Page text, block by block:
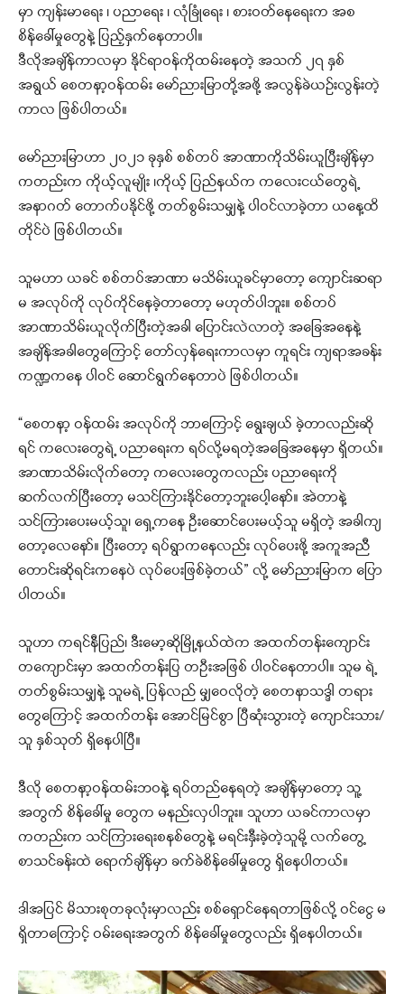
မှာ ကျန်းမာရေး ၊ ပညာရေး ၊ လုံခြုံရေး ၊ စားဝတ်နေရေးက အစ
စိန်ခေါ်မှုတွေနဲ့ ပြည့်နှက်နေတာပါ။
ဒီလိုအချိန်ကာလမှာ နိုင်ရာဝန်ကိုထမ်းနေတဲ့ အသက် ၂၇ နှစ်
အရွယ် စေတနာ့ဝန်ထမ်း မော်ညားမြာတို့အဖို့ အလွန်ခဲယဉ်းလွန်းတဲ့
ကာလ ဖြစ်ပါတယ်။
မော်ညားမြာဟာ ၂၀၂၁ ခုနှစ် စစ်တပ် အာဏာကိုသိမ်းယူပြီးချိန်မှာ
ကတည်းက ကိုယ့်လူမျိုး ၊ကိုယ့် ပြည်နယ်က ကလေးငယ်တွေရဲ့
အနာဂတ် တောက်ပနိုင်ဖို့ တတ်စွမ်းသမျှနဲ့ ပါဝင်လာခဲ့တာ ယနေ့ထိ
တိုင်ပဲ ဖြစ်ပါတယ်။
သူမဟာ ယခင် စစ်တပ်အာဏာ မသိမ်းယူခင်မှာတော့ ကျောင်းဆရာ
မ အလုပ်ကို လုပ်ကိုင်နေခဲ့တာတော့ မဟုတ်ပါဘူး။ စစ်တပ်
အာဏာသိမ်းယူလိုက်ပြီးတဲ့အခါ ပြောင်းလဲလာတဲ့ အခြေအနေနဲ့
အချိန်အခါတွေကြောင့် တော်လှန်ရေးကာလမှာ ကူရင်း ကျရာအခန်း
ကဏ္ဍကနေ ပါဝင် ဆောင်ရွက်နေတာပဲ ဖြစ်ပါတယ်။
“စေတနာ့ ဝန်ထမ်း အလုပ်ကို ဘာကြောင့် ရွေးချယ် ခဲ့တာလည်းဆို
ရင် ကလေးတွေရဲ့ ပညာရေးက ရပ်လို့မရတဲ့အခြေအနေမှာ ရှိတယ်။
အာဏာသိမ်းလိုက်တော့ ကလေးတွေကလည်း ပညာရေးကို
ဆက်လက်ပြီးတော့ မသင်ကြားနိုင်တော့ဘူးပေါ့နော်။ အဲတာနဲ့
သင်ကြားပေးမယ့်သူ၊ ရှေ့ကနေ ဦးဆောင်ပေးမယ့်သူ မရှိတဲ့ အခါကျ
တော့လေနော်။ ပြီးတော့ ရပ်ရွာကနေလည်း လုပ်ပေးဖို့ အကူအညီ
တောင်းဆိုရင်းကနေပဲ လုပ်ပေးဖြစ်ခဲ့တယ်” လို့ မော်ညားမြာက ပြော
ပါတယ်။
သူဟာ ကရင်နီပြည်၊ ဒီးမော့ဆိုမြို့နယ်ထဲက အထက်တန်းကျောင်း
တကျောင်းမှာ အထက်တန်းပြ တဦးအဖြစ် ပါဝင်နေတာပါ။ သူမ ရဲ့
တတ်စွမ်းသမျှနဲ့ သူမရဲ့ ပြန်လည် မျှဝေလိုတဲ့ စေတနာသဒ္ဒါ တရား
တွေကြောင့် အထက်တန်း အောင်မြင်စွာ ပြီဆုံးသွားတဲ့ ကျောင်းသား/
သူ နှစ်သုတ် ရှိနေပါပြီ။
ဒီလို စေတနာ့ဝန်ထမ်းဘဝနဲ့ ရပ်တည်နေရတဲ့ အချိန်မှာတော့ သူ့
အတွက် စိန်ခေါ်မှု တွေက မနည်းလှပါဘူး။ သူဟာ ယခင်ကာလမှာ
ကတည်းက သင်ကြားရေးစနစ်တွေနဲ့ မရင်းနှီးခဲ့တဲ့သူမို့ လက်တွေ့
စာသင်ခန်းထဲ ရောက်ချိန်မှာ ခက်ခဲစိန်ခေါ်မှုတွေ ရှိနေပါတယ်။
ဒါအပြင် မိသားစုတခုလုံးမှာလည်း စစ်ရှောင်နေရတာဖြစ်လို့ ဝင်ငွေ မ
ရှိတာကြောင့် ဝမ်းရေးအတွက် စိန်ခေါ်မှုတွေလည်း ရှိနေပါတယ်။